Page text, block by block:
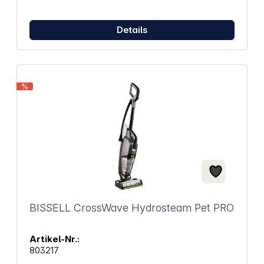
alltägliche Flecken einfach entfernt, lässt sich das
Gerät mit dem HydroRinse-Tool leicht reinigen. Und
das Stain Trapper Tool reinigt besonders
hartnäckige tierische Verschmutzungen und
Fleckenreiniger mit 750 W für die einfache und
schnelle Aufnahme von Verschmutzungen. Starker
Sprühnebel und leistungsstarkes Vakuum entfernen
effektiv alltägliche Verschmutzungen, Flecken von
Teppichen, Polstermöbeln, Treppen,
Autoinnenräumen und mehr. Zwei separate XL-
Tanks für sauberes und schmutziges Wasser.
Abnehmbare Tanks zum einfachen Befüllen und
und das 7,5 m lange Kabel ermöglichen es Ihnen,
überall und jederzeit zu erreichen, wann und wo
Flecken und Gerüche von Haustieren mit dem Stain
Details
%
BISSELL CrossWave Hydrosteam Pet PRO
Artikel-Nr.:
803217